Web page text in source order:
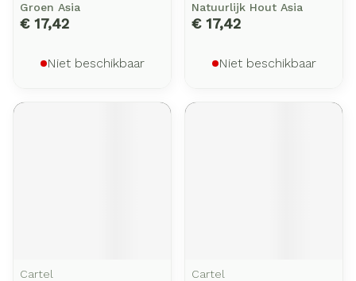
Groen Asia
€ 17,42
Niet beschikbaar
Natuurlijk Hout Asia
€ 17,42
Niet beschikbaar
Cartel
Cartel